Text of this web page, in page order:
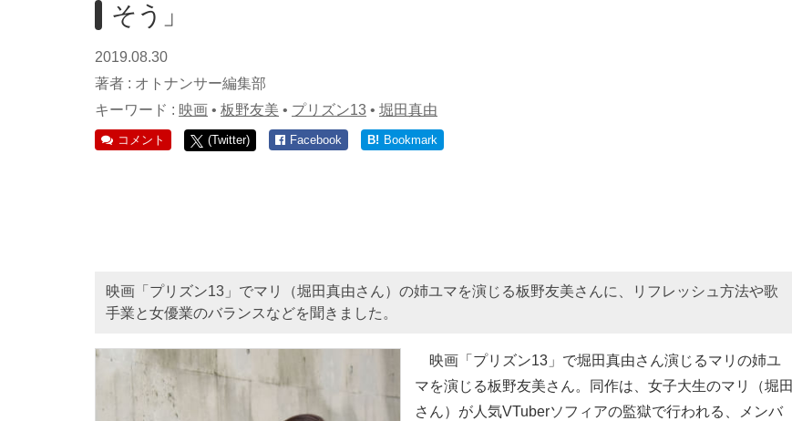
そう」
2019.08.30
著者 : オトナンサー編集部
キーワード : 映画 • 板野友美 • プリズン13 • 堀田真由
コメント (Twitter) Facebook B! Bookmark
映画「プリズン13」でマリ（堀田真由さん）の姉ユマを演じる板野友美さんに、リフレッシュ方法や歌
手業と女優業のバランスなどを聞きました。
映画「プリズン13」で堀田真由さん演じるマリの姉ユ
マを演じる板野友美さん。同作は、女子大生のマリ（堀田
さん）が人気VTuberソフィアの監獄で行われる、メンバ